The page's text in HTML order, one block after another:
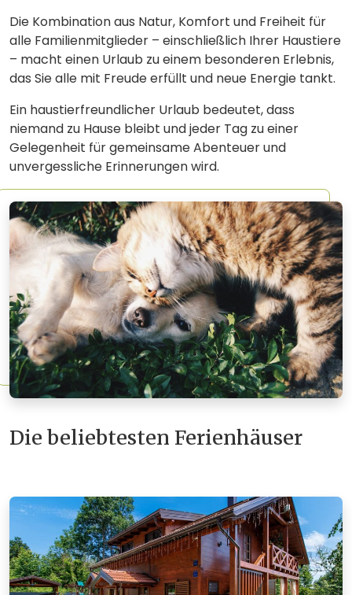
Die Kombination aus Natur, Komfort und Freiheit für
alle Familienmitglieder – einschließlich Ihrer Haustiere
– macht einen Urlaub zu einem besonderen Erlebnis,
das Sie alle mit Freude erfüllt und neue Energie tankt.
Ein haustierfreundlicher Urlaub bedeutet, dass
niemand zu Hause bleibt und jeder Tag zu einer
Gelegenheit für gemeinsame Abenteuer und
unvergessliche Erinnerungen wird.
Die beliebtesten Ferienhäuser